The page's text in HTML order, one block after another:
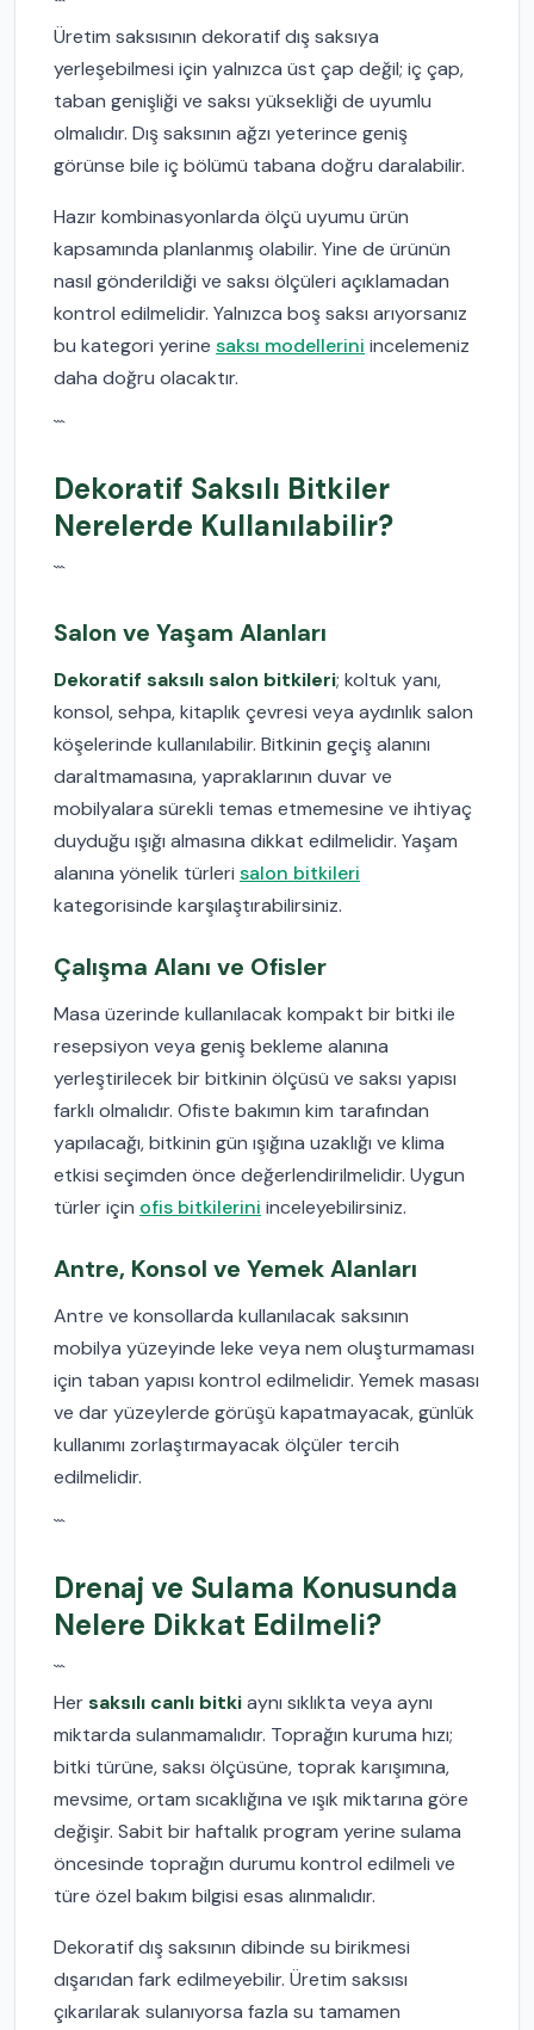
```
Üretim saksısının dekoratif dış saksıya
yerleşebilmesi için yalnızca üst çap değil; iç çap,
taban genişliği ve saksı yüksekliği de uyumlu
olmalıdır. Dış saksının ağzı yeterince geniş
görünse bile iç bölümü tabana doğru daralabilir.
Hazır kombinasyonlarda ölçü uyumu ürün
kapsamında planlanmış olabilir. Yine de ürünün
nasıl gönderildiği ve saksı ölçüleri açıklamadan
kontrol edilmelidir. Yalnızca boş saksı arıyorsanız
bu kategori yerine saksı modellerini incelemeniz
daha doğru olacaktır.
```
Dekoratif Saksılı Bitkiler
Nerelerde Kullanılabilir?
```
Salon ve Yaşam Alanları
Dekoratif saksılı salon bitkileri; koltuk yanı,
konsol, sehpa, kitaplık çevresi veya aydınlık salon
köşelerinde kullanılabilir. Bitkinin geçiş alanını
daraltmamasına, yapraklarının duvar ve
mobilyalara sürekli temas etmemesine ve ihtiyaç
duyduğu ışığı almasına dikkat edilmelidir. Yaşam
alanına yönelik türleri salon bitkileri
kategorisinde karşılaştırabilirsiniz.
Çalışma Alanı ve Ofisler
Masa üzerinde kullanılacak kompakt bir bitki ile
resepsiyon veya geniş bekleme alanına
yerleştirilecek bir bitkinin ölçüsü ve saksı yapısı
farklı olmalıdır. Ofiste bakımın kim tarafından
yapılacağı, bitkinin gün ışığına uzaklığı ve klima
etkisi seçimden önce değerlendirilmelidir. Uygun
türler için ofis bitkilerini inceleyebilirsiniz.
Antre, Konsol ve Yemek Alanları
Antre ve konsollarda kullanılacak saksının
mobilya yüzeyinde leke veya nem oluşturmaması
için taban yapısı kontrol edilmelidir. Yemek masası
ve dar yüzeylerde görüşü kapatmayacak, günlük
kullanımı zorlaştırmayacak ölçüler tercih
edilmelidir.
```
Drenaj ve Sulama Konusunda
Nelere Dikkat Edilmeli?
```
Hersaksılı canlı bitkiaynı sıklıkta veya aynı
miktarda sulanmamalıdır. Toprağın kuruma hızı;
bitki türüne, saksı ölçüsüne, toprak karışımına,
mevsime, ortam sıcaklığına ve ışık miktarına göre
değişir. Sabit bir haftalık program yerine sulama
öncesinde toprağın durumu kontrol edilmeli ve
türe özel bakım bilgisi esas alınmalıdır.
Dekoratif dış saksının dibinde su birikmesi
dışarıdan fark edilmeyebilir. Üretim saksısı
çıkarılarak sulanıyorsa fazla su tamamen